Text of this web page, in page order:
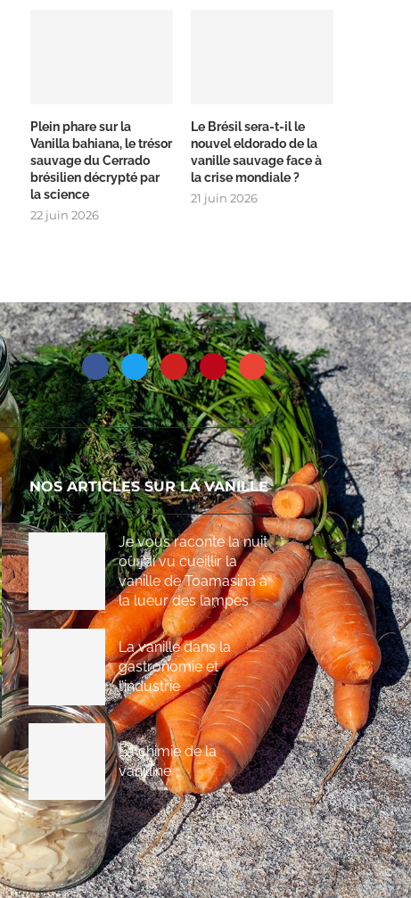
Plein phare sur la
Vanilla bahiana, le trésor
sauvage du Cerrado
brésilien décrypté par
la science
22 juin 2026
Le Brésil sera-t-il le
nouvel eldorado de la
vanille sauvage face à
la crise mondiale ?
21 juin 2026
NOS ARTICLES SUR LA VANILLE
Je vous raconte la nuit
où j’ai vu cueillir la
vanille de Toamasina à
la lueur des lampes
La vanille dans la
gastronomie et
l’industrie
La chimie de la
vanilline